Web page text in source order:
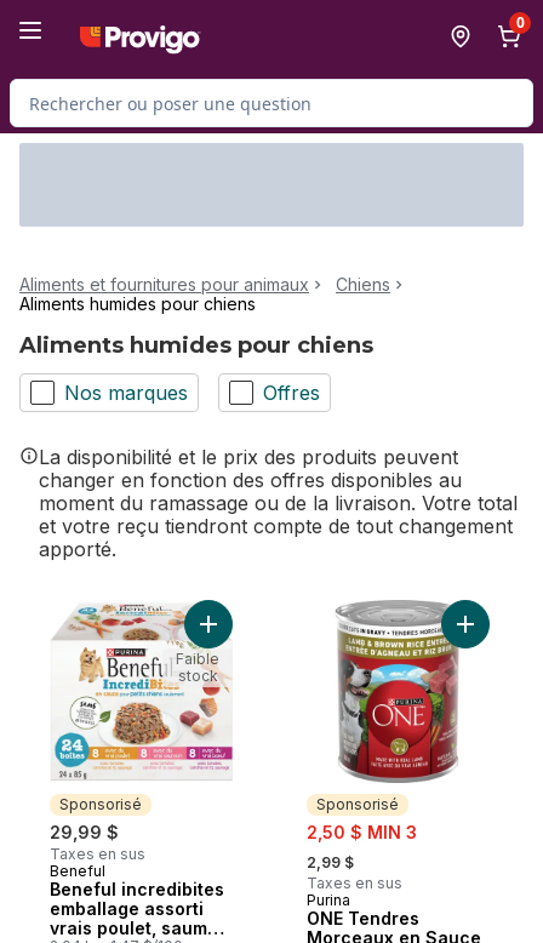
0
Rechercher des produits
Aliments et fournitures pour animaux
Chiens
Aliments humides pour chiens
Aliments humides pour chiens
Nos marques Offres
La disponibilité et le prix des produits peuvent
changer en fonction des offres disponibles au
moment du ramassage ou de la livraison. Votre total
et votre reçu tiendront compte de tout changement
apporté.
Sponsorisé
29,99 $
Taxes en sus
Sponsorisé
Beneful
Beneful incredibites
emballage assorti
vrais poulet, saumon
Ajouter Beneful incredibites emballage
Faible
stock
Sponsorisé
sale:
2,50 $ MIN 3
, formerly:
2,99 $
Taxes en sus
Sponsorisé
Purina
ONE Tendres
Morceaux en Sauce
Ajouter